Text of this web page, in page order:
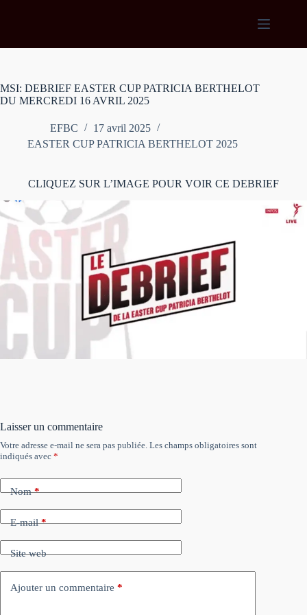
MSI: DEBRIEF EASTER CUP PATRICIA BERTHELOT
DU MERCREDI 16 AVRIL 2025
EFBC
17 avril 2025
EASTER CUP PATRICIA BERTHELOT 2025
CLIQUEZ SUR L’IMAGE POUR VOIR CE DEBRIEF
Laisser un commentaire
Votre adresse e-mail ne sera pas publiée. Les champs obligatoires sont
indiqués avec *
Nom*
E-mail*
Site web
Ajouter un commentaire *